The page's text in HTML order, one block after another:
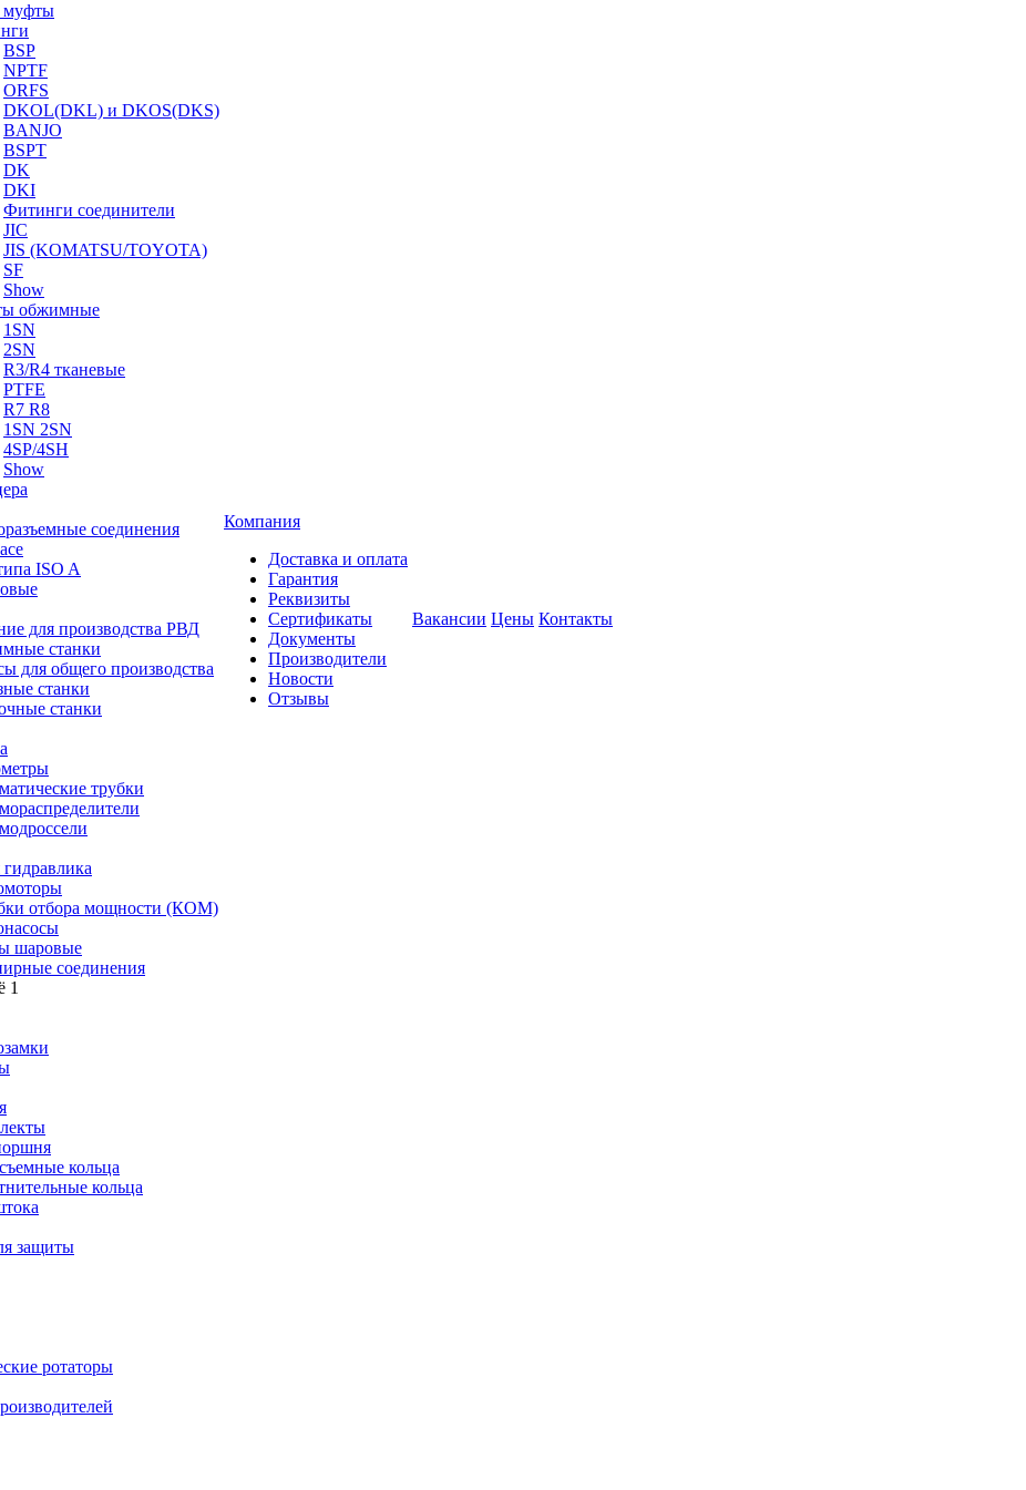
муфты
BSP
NPTF
ORFS
DKOL(DKL) и DKOS(DKS)
BANJO
BSPT
DK
DKI
Фитинги соединители
JIC
JIS (KOMATSU/TOYOTA)
SF
Show
обжимные
1SN
2SN
R3/R4 тканевые
PTFE
R7 R8
1SN 2SN
4SP/4SH
Show
соединения
ISO A
для производства РВД
станки
для общего производства
станки
станки
трубки
отбора мощности (КОМ)
шаровые
соединения
1
кольца
кольца
защиты
ротаторы
Компания
Доставка и оплата
Гарантия
Реквизиты
Сертификаты
Документы
Производители
Новости
Отзывы
Вакансии Цены Контакты